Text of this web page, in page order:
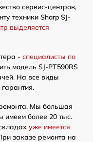
сервис-центров,
техники Sharp SJ-
выделяется
- специалисты по
модель SJ-PT590RS
На все виды
Мы большая
имеем более 20 тыс.
уже имеется
заказе ремонта на